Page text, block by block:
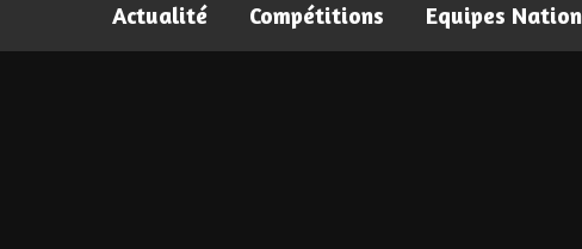
Actualité Compétitions Equipes